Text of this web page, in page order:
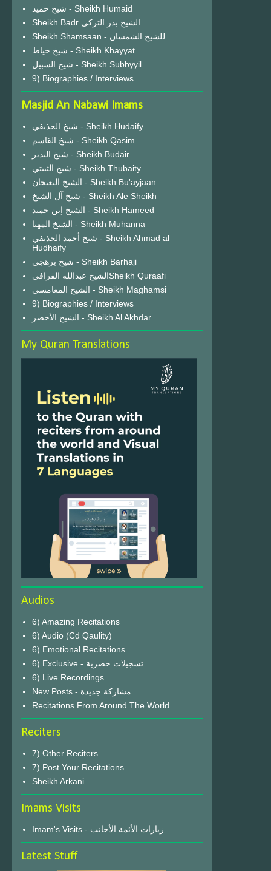
شيخ حميد - Sheikh Humaid
Sheikh Badr الشيخ بدر التركي
Sheikh Shamsaan - للشيخ الشمسان
شيخ خياط - Sheikh Khayyat
شيخ السبيل - Sheikh Subbyyil
9) Biographies / Interviews
Masjid An Nabawi Imams
شيخ الحذيفي - Sheikh Hudaify
شيخ القاسم - Sheikh Qasim
شيخ البدير - Sheikh Budair
شيخ الثبيتي - Sheikh Thubaity
الشيخ البعيجان - Sheikh Bu'ayjaan
شيخ آل الشيخ - Sheikh Ale Sheikh
الشيخ إبن حميد - Sheikh Hameed
الشيخ المهنا - Sheikh Muhanna
شيخ أحمد الحذيفي - Sheikh Ahmad al
Hudhaify
شيخ برهجي - Sheikh Barhaji
الشيخ عبدالله القرافيSheikh Quraafi
الشيخ المغامسي - Sheikh Maghamsi
9) Biographies / Interviews
الشيخ الأخضر - Sheikh Al Akhdar
My Quran Translations
Audios
6) Amazing Recitations
6) Audio (Cd Qaulity)
6) Emotional Recitations
6) Exclusive - تسجيلات حصرية
6) Live Recordings
New Posts - مشاركة جديدة
Recitations From Around The World
Reciters
7) Other Reciters
7) Post Your Recitations
Sheikh Arkani
Imams Visits
Imam's Visits - زيارات الأئمة الأجانب
Latest Stuff